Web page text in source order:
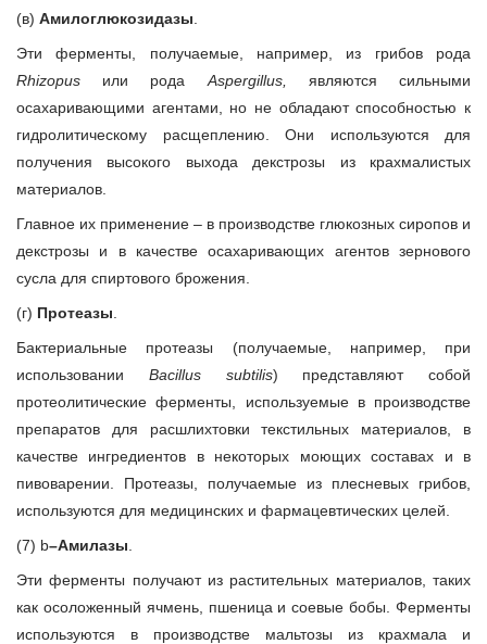
(в) Амилоглюкозидазы
Эти ферменты, получаемые, например, из грибов рода
Rhizopus или рода Aspergillus, являются сильными
осахаривающими агентами, но не обладают способностью к
гидролитическому расщеплению. Они используются для
получения высокого выхода декстрозы из крахмалистых
материалов.
Главное их применение – в производстве глюкозных сиропов и
декстрозы и в качестве осахаривающих агентов зернового
сусла для спиртового брожения.
(г) Протеазы
Бактериальные протеазы (получаемые, например, при
использовании Bacillus subtilis) представляют собой
протеолитические ферменты, используемые в производстве
препаратов для расшлихтовки текстильных материалов, в
качестве ингредиентов в некоторых моющих составах и в
пивоварении. Протеазы, получаемые из плесневых грибов,
используются для медицинских и фармацевтических целей.
(7) b–Амилазы
Эти ферменты получают из растительных материалов, таких
как осоложенный ячмень, пшеница и соевые бобы. Ферменты
используются в производстве мальтозы из крахмала и